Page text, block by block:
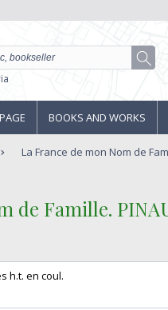
BOOKS AND WORKS
La France de mon Nom de
de Famille.
h.t. en coul.